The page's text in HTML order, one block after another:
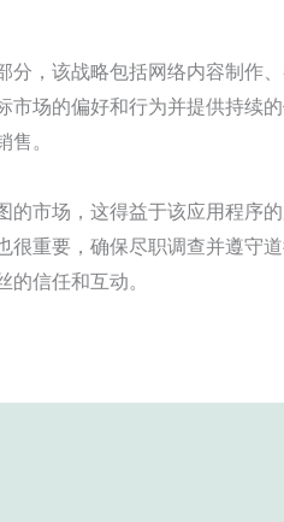
，该战略包括网络内容制作
场的偏好和行为并提供持续
。
市场，这得益于该应用程序
重要，确保尽职调查并遵守
信任和互动。